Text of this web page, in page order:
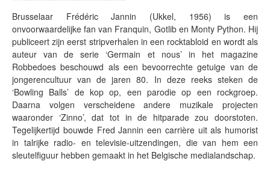
Brusselaar Frédéric Jannin (Ukkel, 1956) is een
onvoorwaardelijke fan van Franquin, Gotlib en Monty Python. Hij
publiceert zijn eerst stripverhalen in een rocktabloid en wordt als
auteur van de serie ‘Germain et nous’ in het magazine
Robbedoes beschouwd als een bevoorrechte getuige van de
jongerencultuur van de jaren 80. In deze reeks steken de
‘Bowling Balls’ de kop op, een parodie op een rockgroep.
Daarna volgen verscheidene andere muzikale projecten
waaronder ‘Zinno’, dat tot in de hitparade zou doorstoten.
Tegelijkertijd bouwde Fred Jannin een carrière uit als humorist
in talrijke radio- en televisie-uitzendingen, die van hem een
sleutelfiguur hebben gemaakt in het Belgische medialandschap.